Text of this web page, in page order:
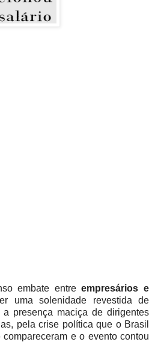
embate entreempresários e
uma solenidade revestida de
presença maciça de dirigentes
pela crise política que o Brasil
e o evento contou